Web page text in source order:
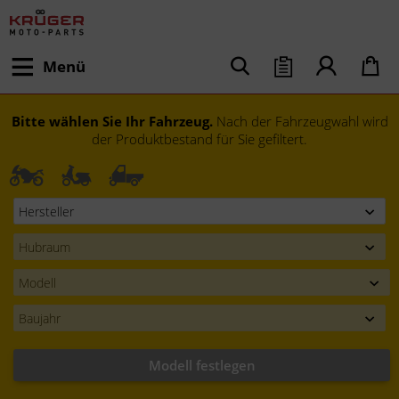
Menü
Bitte wählen Sie Ihr Fahrzeug. Nach der Fahrzeugwahl wird
der Produktbestand für Sie gefiltert.
Modell festlegen